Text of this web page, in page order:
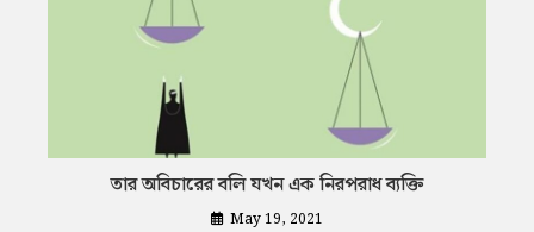
তার অবিচারের বলি যখন এক নিরপরাধ ব্যক্তি
May 19, 2021